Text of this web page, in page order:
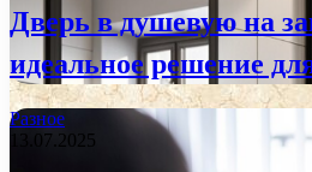
Дверь в душевую на
идеальное решение
Разное
13.07.2025